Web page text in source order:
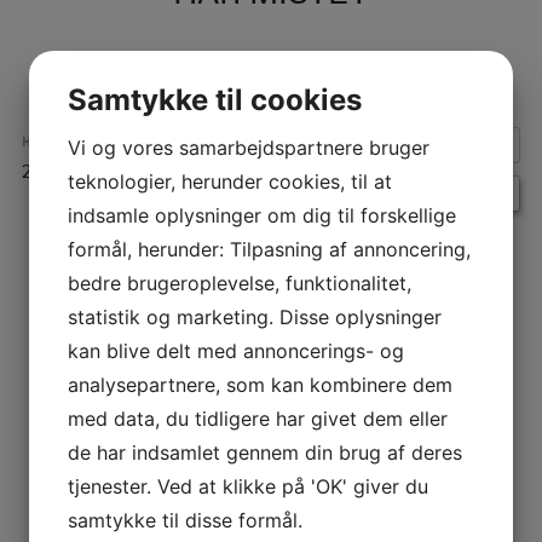
HVORNÅR:
29. januar 2026 kl. 17:00 – 20:00
INDLÆGSNAVIGATION
Samtykke til cookies
Vi og vores samarbejdspartnere bruger
teknologier, herunder cookies, til at
indsamle oplysninger om dig til forskellige
formål, herunder: Tilpasning af annoncering,
bedre brugeroplevelse, funktionalitet,
statistik og marketing. Disse oplysninger
kan blive delt med annoncerings- og
analysepartnere, som kan kombinere dem
med data, du tidligere har givet dem eller
de har indsamlet gennem din brug af deres
tjenester. Ved at klikke på 'OK' giver du
samtykke til disse formål.